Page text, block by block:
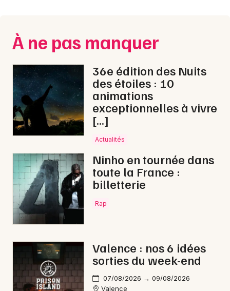
Spectacles
Concerts
Sports
Soirées
Sorties famille
Expos
Sorties & loisirs
Foires dans la Drôme
Foires en Auvergne-Rhône-Alpes
Nantes
Nice
Paris
Strasbourg
Toulouse
À ne pas manquer
36e édition des Nuits
des étoiles : 10
animations
exceptionnelles à vivre
[…]
Actualités
Ninho en tournée dans
toute la France :
billetterie
Rap
Valence : nos 6 idées
sorties du week-end
07/08/2026 → 09/08/2026
Valence